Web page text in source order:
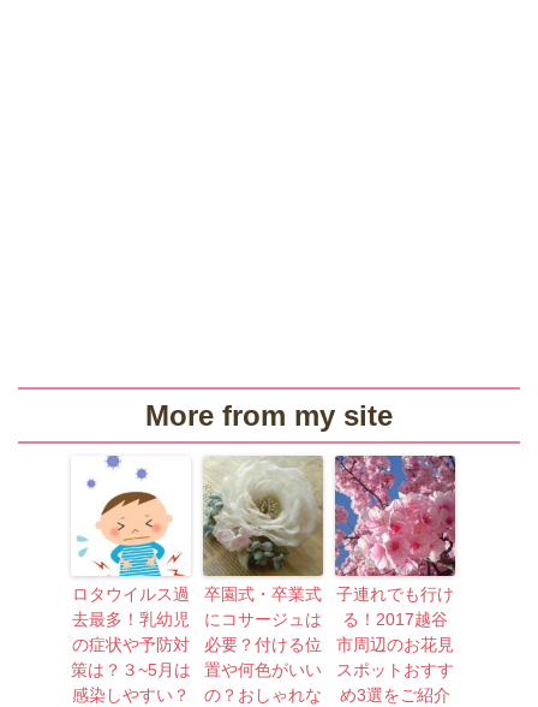
More from my site
ロタウイルス過
去最多！乳幼児
の症状や予防対
策は？３~5月は
感染しやすい？
卒園式・卒業式
にコサージュは
必要？付ける位
置や何色がいい
の？おしゃれな
子連れでも行け
る！2017越谷
市周辺のお花見
スポットおすす
め3選をご紹介